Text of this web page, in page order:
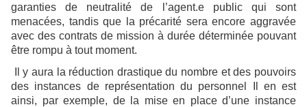
garanties de neutralité de l’agent.e public qui sont
menacées, tandis que la précarité sera encore aggravée
avec des contrats de mission à durée déterminée pouvant
être rompu à tout moment.
Il y aura la réduction drastique du nombre et des pouvoirs
des instances de représentation du personnel
Il en est
ainsi, par exemple, de la mise en place d’une instance